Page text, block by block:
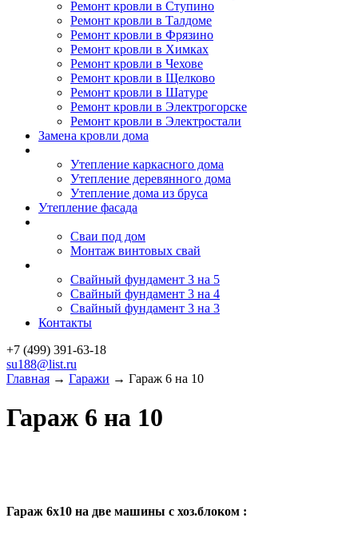
Ремонт кровли в Ступино
Ремонт кровли в Талдоме
Ремонт кровли в Фрязино
Ремонт кровли в Химках
Ремонт кровли в Чехове
Ремонт кровли в Щелково
Ремонт кровли в Шатуре
Ремонт кровли в Электрогорске
Ремонт кровли в Электростали
Замена кровли дома
Утепление каркасного дома
Утепление деревянного дома
Утепление дома из бруса
Утепление фасада
Сваи под дом
Монтаж винтовых свай
Свайный фундамент 3 на 5
Свайный фундамент 3 на 4
Свайный фундамент 3 на 3
Контакты
+7 (499) 391-63-18
su188@list.ru
Главная → Гаражи → Гараж 6 на 10
Гараж 6 на 10
Гараж 6х10 на две машины с хоз.блоком :